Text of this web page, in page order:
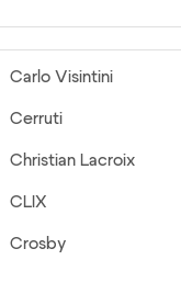
Carlo Visintini
Cerruti
Christian Lacroix
CLIX
Crosby